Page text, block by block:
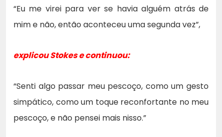
“Eu me virei para ver se havia alguém atrás de
mim e não, então aconteceu uma segunda vez”,
explicou Stokes e continuou:
“Senti algo passar meu pescoço, como um gesto
simpático, como um toque reconfortante no meu
pescoço, e não pensei mais nisso.”